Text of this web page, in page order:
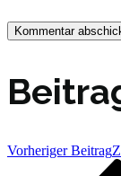
Vorheriger Beitrag